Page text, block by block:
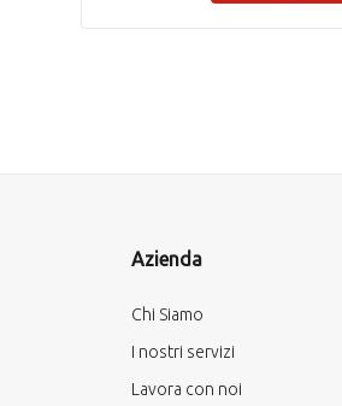
Azienda
Chi Siamo
I nostri servizi
Lavora con noi